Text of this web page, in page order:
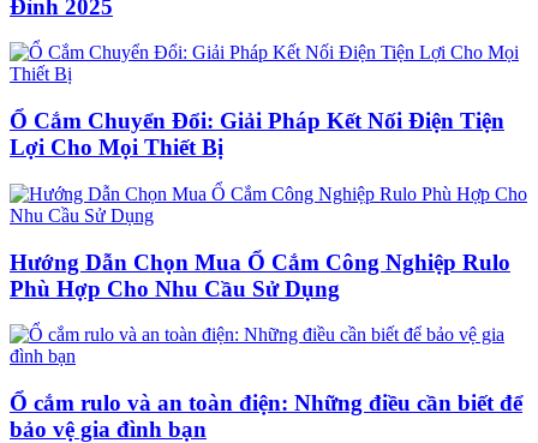
Đình 2025
Ổ Cắm Chuyển Đổi: Giải Pháp Kết Nối Điện Tiện
Lợi Cho Mọi Thiết Bị
Hướng Dẫn Chọn Mua Ổ Cắm Công Nghiệp Rulo
Phù Hợp Cho Nhu Cầu Sử Dụng
Ổ cắm rulo và an toàn điện: Những điều cần biết để
bảo vệ gia đình bạn